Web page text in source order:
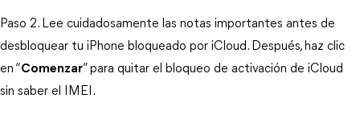
Paso 2. Lee cuidadosamente las notas importantes antes de
desbloquear tu iPhone bloqueado por iCloud. Después, haz clic
en “Comenzar” para quitar el bloqueo de activación de iCloud
sin saber el IMEI.